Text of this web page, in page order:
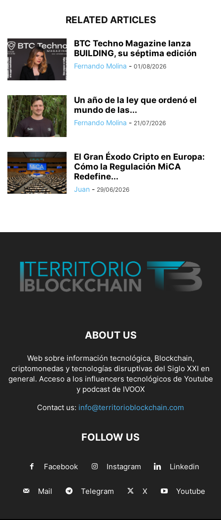
RELATED ARTICLES
BTC Techno Magazine lanza
BUILDING, su séptima edición
Fernando Molina - 01/08/2026
Un año de la ley que ordenó el
mundo de las...
Fernando Molina - 21/07/2026
El Gran Éxodo Cripto en Europa:
Cómo la Regulación MiCA
Redefine...
Juan - 29/06/2026
ABOUT US
Web sobre información tecnológica, Blockchain,
criptomonedas y tecnologías disruptivas del Siglo XXI en
general. Acceso a los influencers tecnológicos de Youtube
y podcast de IVOOX
Contact us: info@territorioblockchain.com
FOLLOW US
Facebook Instagram Linkedin
Mail Telegram X Youtube